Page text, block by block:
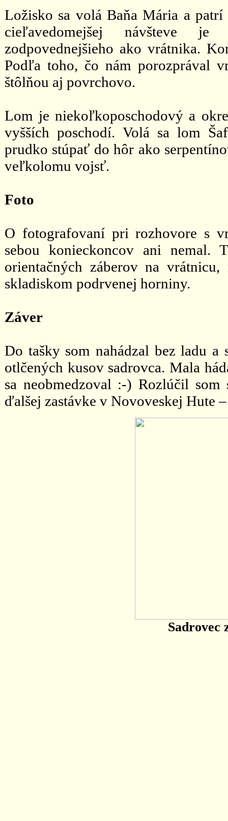
Ložisko sa volá Baňa Mária a
cieľavedomejšej návšteve
zodpovednejšieho ako vrátnika.
Podľa toho, čo nám porozprával
štôlňou aj povrchovo.
Lom je niekoľkoposchodový a
vyšších poschodí. Volá sa lom
prudko stúpať do hôr ako
veľkolomu vojsť.
Foto
O fotografovaní pri rozhovore s
sebou konieckoncov ani
orientačných záberov na
skladiskom podrvenej horniny.
Záver
Do tašky som nahádzal bez ladu
otlčených kusov sadrovca. Mala
sa neobmedzoval :-) Rozlúčil
ďalšej zastávke v Novoveskej Hute
Sadrovec